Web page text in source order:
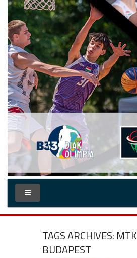
TAGS ARCHIVES: MTK
BUDAPEST